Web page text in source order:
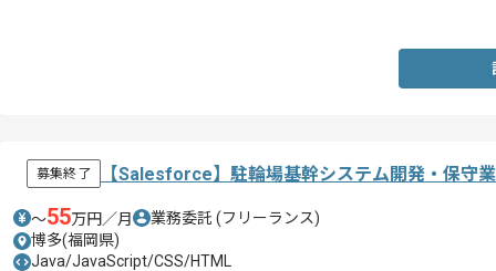
募集終了 【Salesforce】駐輪場基幹システム開発・保守
〜55万円／月 業務委託 (フリーランス)
博多(福岡県)
Java/JavaScript/CSS/HTML